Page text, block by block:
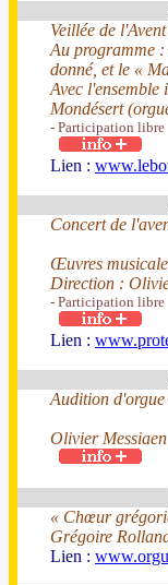
Veillée de
Au programme
donné, et le «
Avec
Mondésert
- Participation libre
Lien :
Concert de
Œuvres
Direction :
- Participation libre
Lien :
Audition
Olivier
« Chœur
Grégoire
Lien :